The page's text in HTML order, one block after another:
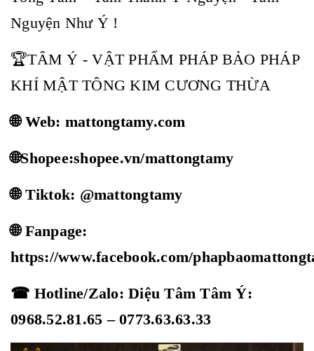
Nguyện Như Ý !
🏆TÂM Ý - VẬT PHẨM PHÁP BẢO PHÁP
KHÍ MẬT TÔNG KIM CƯƠNG THỪA
🌐 Web: mattongtamy.com
🌐Shopee:shopee.vn/mattongtamy
🌐 Tiktok: @mattongtamy
🌐 Fanpage:
https://www.facebook.com/
☎ Hotline/Zalo: Diệu Tâm Tâm Ý:
0968.52.81.65 – 0773.63.63.33